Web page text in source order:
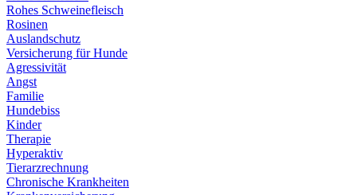
Rohes Schweinefleisch
Rosinen
Auslandschutz
Versicherung für Hunde
Agressivität
Angst
Familie
Hundebiss
Kinder
Therapie
Hyperaktiv
Tierarzrechnung
Chronische Krankheiten